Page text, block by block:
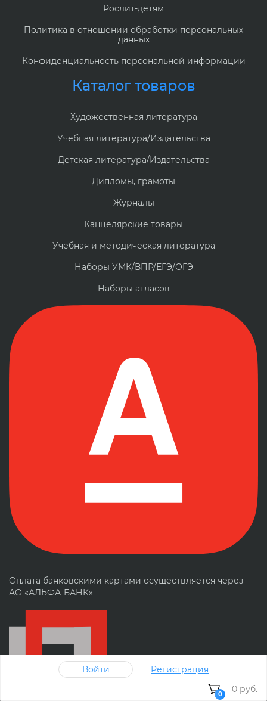
Рослит-детям
Политика в отношении обработки персональных
данных
Конфиденциальность персональной информации
Каталог товаров
Художественная литература
Учебная литература/Издательства
Детская литература/Издательства
Дипломы, грамоты
Журналы
Канцелярские товары
Учебная и методическая литература
Наборы УМК/ВПР/ЕГЭ/ОГЭ
Наборы атласов
Оплата банковскими картами осуществляется через
АО «АЛЬФА-БАНК»
Войти Регистрация
0 0 руб.